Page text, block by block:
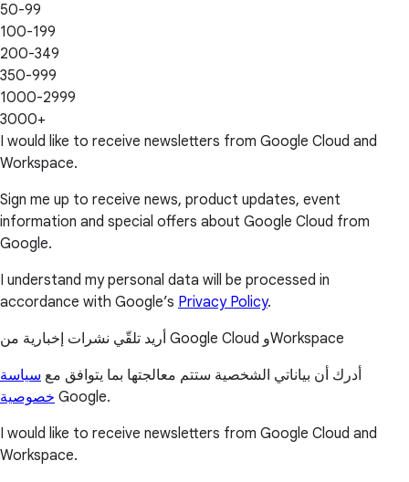
50-99
100-199
200-349
350-999
1000-2999
3000+
I would like to receive newsletters from Google Cloud and
Workspace.
Sign me up to receive news, product updates, event
information and special offers about Google Cloud from
Google.
I understand my personal data will be processed in
accordance with Google’s Privacy Policy.
أريد تلقّي نشرات إخبارية من Google Cloud وWorkspace
أدرك أن بياناتي الشخصية ستتم معالجتها بما يتوافق مع سياسة
خصوصية Google.
I would like to receive newsletters from Google Cloud and
Workspace.